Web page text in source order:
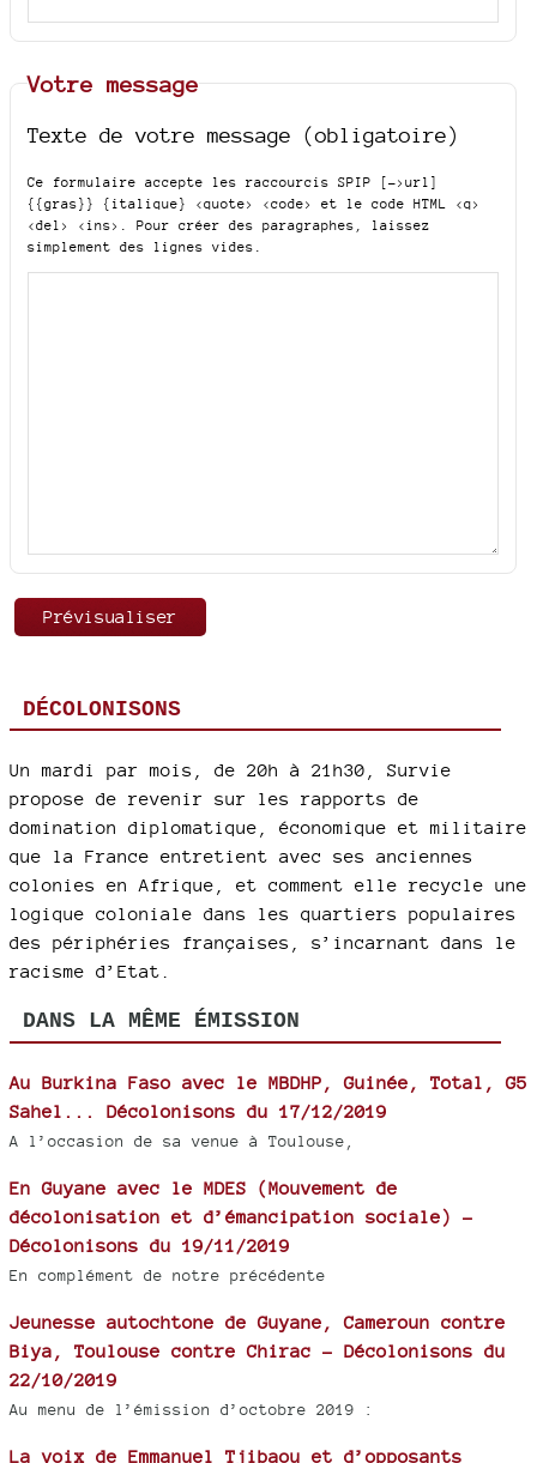
Votre message
Texte de votre message (obligatoire)
Ce formulaire accepte les raccourcis SPIP
[->url]
{{gras}} {italique} <quote> <code>
et le code HTML <q>
<del> <ins> . Pour créer des paragraphes, laissez
simplement des lignes vides.
DÉCOLONISONS
Un mardi par mois, de 20h à 21h30, Survie
propose de revenir sur les rapports de
domination diplomatique, économique et militaire
que la France entretient avec ses anciennes
colonies en Afrique, et comment elle recycle une
logique coloniale dans les quartiers populaires
des périphéries françaises, s’incarnant dans le
racisme d’Etat.
DANS LA MÊME ÉMISSION
Au Burkina Faso avec le MBDHP, Guinée, Total, G5
Sahel... Décolonisons du 17/12/2019
A l’occasion de sa venue à Toulouse,
En Guyane avec le MDES (Mouvement de
décolonisation et d’émancipation sociale) -
Décolonisons du 19/11/2019
En complément de notre précédente
Jeunesse autochtone de Guyane, Cameroun contre
Biya, Toulouse contre Chirac - Décolonisons du
22/10/2019
Au menu de l’émission d’octobre 2019 :
La voix de Emmanuel Tjibaou et d’opposants